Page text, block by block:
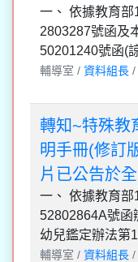
一、 依據教育
2803287號函及
50201240號函(
輔導室 / 資料組長 /
轉知~特殊教
明手冊(修訂
片已公告於
一、 依據教育
52802864A號函
幼兒鑑定辦法第
輔導室 / 資料組長 /